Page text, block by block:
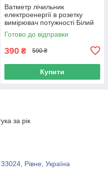
Ватметр лічильник
електроенергії в розетку
вимірювач потужності Білий
Готово до відправки
390 ₴ 590 ₴
Купити
за рік
Рівне, Україна